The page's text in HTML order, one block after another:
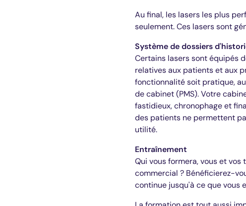
Au final, les lasers les plus
seulement. Ces lasers sont
Système de dossiers
Certains lasers sont équipés
relatives aux patients et aux
fonctionnalité soit pratique,
de cabinet (PMS). Votre
fastidieux, chronophage et
des patients ne permettent
utilité.
Entraînement
Qui vous formera, vous et
commercial ? Bénéficierez-
continue jusqu'à ce que vous